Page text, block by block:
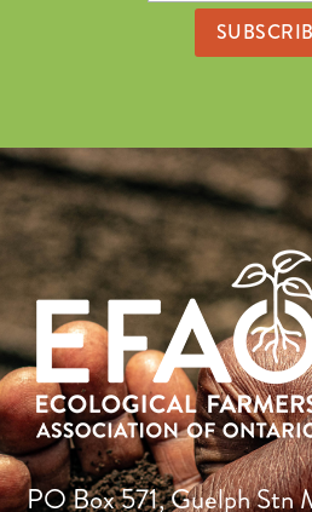
PO Box 571, Guelph Stn